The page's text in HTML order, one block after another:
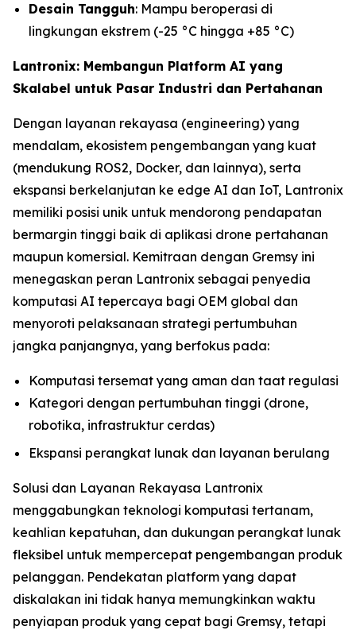
Desain Tangguh: Mampu beroperasi di
lingkungan ekstrem (-25 °C hingga +85 °C)
Lantronix: Membangun Platform AI yang
Skalabel untuk Pasar Industri dan Pertahanan
Dengan layanan rekayasa (engineering) yang
mendalam, ekosistem pengembangan yang kuat
(mendukung ROS2, Docker, dan lainnya), serta
ekspansi berkelanjutan ke edge AI dan IoT, Lantronix
memiliki posisi unik untuk mendorong pendapatan
bermargin tinggi baik di aplikasi drone pertahanan
maupun komersial. Kemitraan dengan Gremsy ini
menegaskan peran Lantronix sebagai penyedia
komputasi AI tepercaya bagi OEM global dan
menyoroti pelaksanaan strategi pertumbuhan
jangka panjangnya, yang berfokus pada:
Komputasi tersemat yang aman dan taat regulasi
Kategori dengan pertumbuhan tinggi (drone,
robotika, infrastruktur cerdas)
Ekspansi perangkat lunak dan layanan berulang
Solusi dan Layanan Rekayasa Lantronix
menggabungkan teknologi komputasi tertanam,
keahlian kepatuhan, dan dukungan perangkat lunak
fleksibel untuk mempercepat pengembangan produk
pelanggan. Pendekatan platform yang dapat
diskalakan ini tidak hanya memungkinkan waktu
penyiapan produk yang cepat bagi Gremsy, tetapi